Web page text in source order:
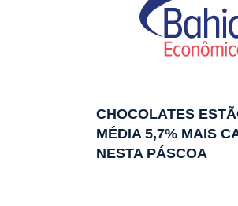
CHOCOLATES
MÉDIA 5,7% MAIS
NESTA PÁSCOA